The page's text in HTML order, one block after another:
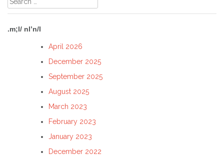
for:
.m;l/ nl’n/l
April 2026
December 2025
September 2025
August 2025
March 2023
February 2023
January 2023
December 2022